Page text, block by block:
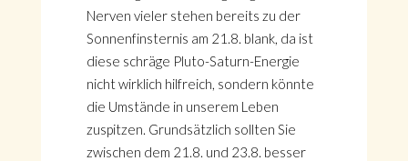
Nerven vieler stehen bereits zu der
Sonnenfinsternis am 21.8. blank, da ist
diese schräge Pluto-Saturn-Energie
nicht wirklich hilfreich, sondern könnte
die Umstände in unserem Leben
zuspitzen. Grundsätzlich sollten Sie
zwischen dem 21.8. und 23.8. besser